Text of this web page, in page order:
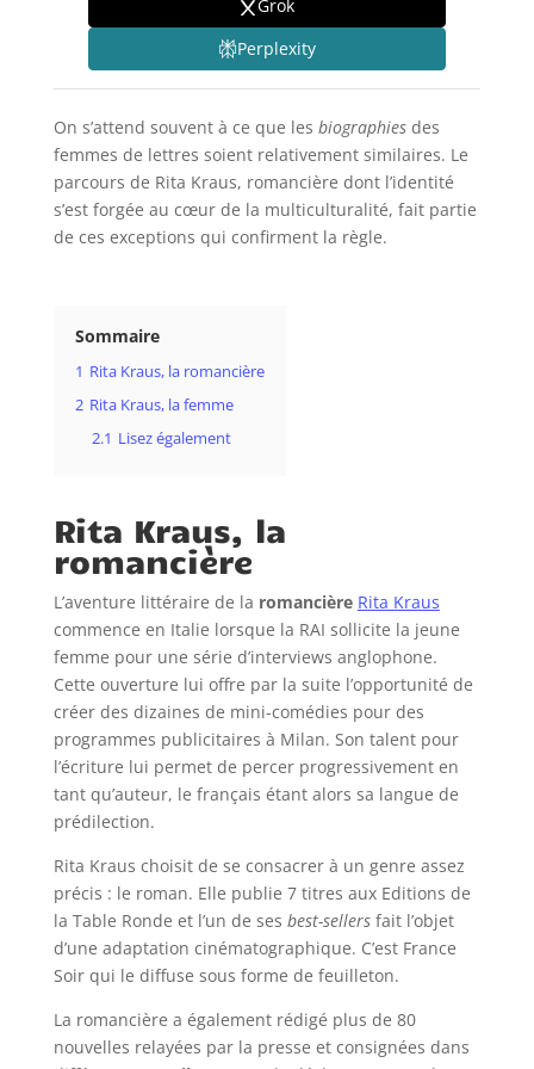
Grok
Perplexity
On s’attend souvent à ce que les biographiesdes
femmes de lettres soient relativement similaires. Le
parcours de Rita Kraus, romancière dont l’identité
s’est forgée au cœur de la multiculturalité, fait partie
de ces exceptions qui confirment la règle.
Sommaire
1 Rita Kraus, la romancière
2 Rita Kraus, la femme
2.1 Lisez également
Rita Kraus, la
romancière
L’aventure littéraire de la romancière Rita Kraus
commence en Italie lorsque la RAI sollicite la jeune
femme pour une série d’interviews anglophone.
Cette ouverture lui offre par la suite l’opportunité de
créer des dizaines de mini-comédies pour des
programmes publicitaires à Milan. Son talent pour
l’écriture lui permet de percer progressivement en
tant qu’auteur, le français étant alors sa langue de
prédilection.
Rita Kraus choisit de se consacrer à un genre assez
précis : le roman. Elle publie 7 titres aux Editions de
la Table Ronde et l’un de ses best-sellersfait l’objet
d’une adaptation cinématographique. C’est France
Soir qui le diffuse sous forme de feuilleton.
La romancière a également rédigé plus de 80
nouvelles relayées par la presse et consignées dans